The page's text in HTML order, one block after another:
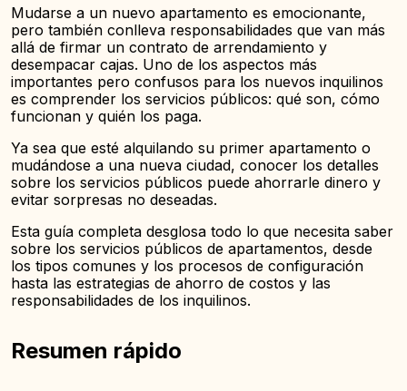
Mudarse a un nuevo apartamento es emocionante,
pero también conlleva responsabilidades que van más
allá de firmar un contrato de arrendamiento y
desempacar cajas. Uno de los aspectos más
importantes pero confusos para los nuevos inquilinos
es comprender los servicios públicos: qué son, cómo
funcionan y quién los paga.
Ya sea que esté alquilando su primer apartamento o
mudándose a una nueva ciudad, conocer los detalles
sobre los servicios públicos puede ahorrarle dinero y
evitar sorpresas no deseadas.
Esta guía completa desglosa todo lo que necesita saber
sobre los servicios públicos de apartamentos, desde
los tipos comunes y los procesos de configuración
hasta las estrategias de ahorro de costos y las
responsabilidades de los inquilinos.
Resumen rápido